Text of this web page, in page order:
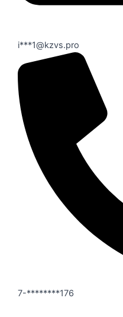
i***1@kzvs.pro
7-********176